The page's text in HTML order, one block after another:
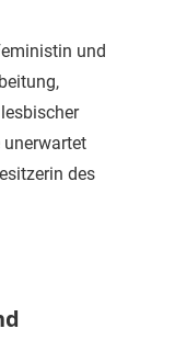
und
unerwartet
des